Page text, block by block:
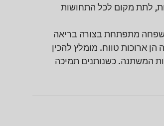
לתת מקום לכל התחושות
מתפתחת בצורה בריאה
ארוכות טווח. מומלץ להכין
המשתנה. כשנותנים תמיכה